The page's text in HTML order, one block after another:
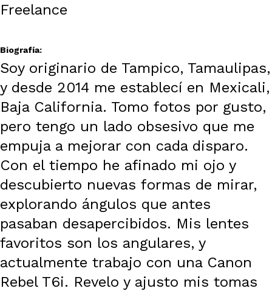
Freelance
Biografía:
Soy originario de Tampico, Tamaulipas,
y desde 2014 me establecí en Mexicali,
Baja California. Tomo fotos por gusto,
pero tengo un lado obsesivo que me
empuja a mejorar con cada disparo.
Con el tiempo he afinado mi ojo y
descubierto nuevas formas de mirar,
explorando ángulos que antes
pasaban desapercibidos. Mis lentes
favoritos son los angulares, y
actualmente trabajo con una Canon
Rebel T6i. Revelo y ajusto mis tomas